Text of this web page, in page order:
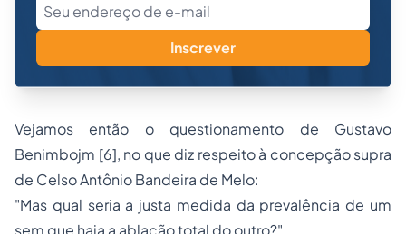
Inscrever
Vejamos então o questionamento de Gustavo
Benimbojm [6], no que diz respeito à concepção supra
de Celso Antônio Bandeira de Melo:
"Mas qual seria a justa medida da prevalência de um
sem que haja a ablação total do outro?"